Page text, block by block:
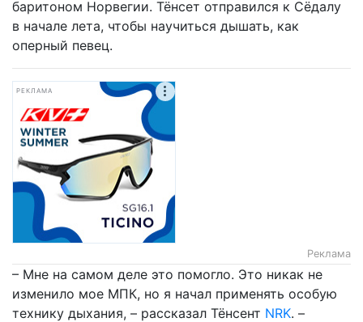
баритоном Норвегии. Тёнсет отправился к Сёдалу
в начале лета, чтобы научиться дышать, как
оперный певец.
РЕКЛАМА
Реклама
– Мне на самом деле это помогло. Это никак не
изменило мое МПК, но я начал применять особую
технику дыхания, – рассказал Тёнсент NRK. –